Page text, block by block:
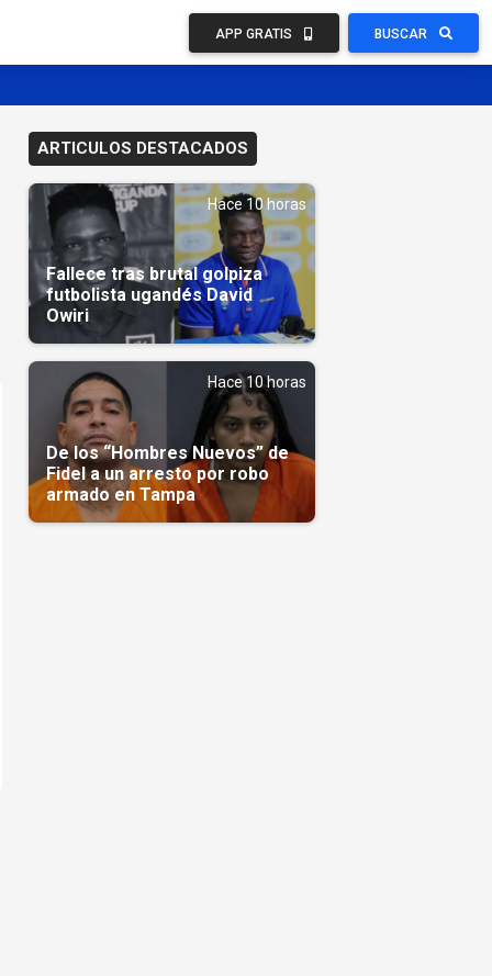
APP GRATIS BUSCAR
ARTICULOS DESTACADOS
Hace 10 horas
Fallece tras brutal golpiza
futbolista ugandés David
Owiri
Hace 10 horas
De los “Hombres Nuevos” de
Fidel a un arresto por robo
armado en Tampa